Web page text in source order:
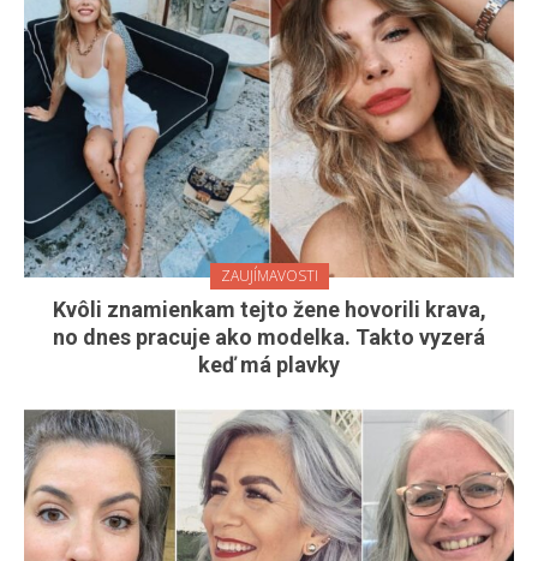
ZAUJÍMAVOSTI
Kvôli znamienkam tejto žene hovorili krava,
no dnes pracuje ako modelka. Takto vyzerá
keď má plavky